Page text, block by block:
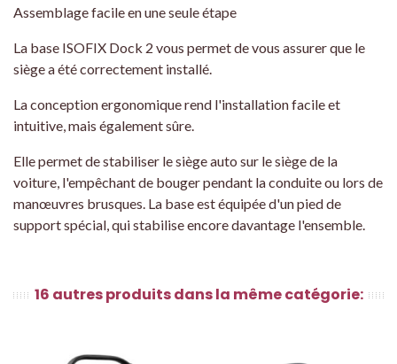
Assemblage facile en une seule étape
La base ISOFIX Dock 2 vous permet de vous assurer que le
siège a été correctement installé.
La conception ergonomique rend l'installation facile et
intuitive, mais également sûre.
Elle permet de stabiliser le siège auto sur le siège de la
voiture, l'empêchant de bouger pendant la conduite ou lors de
manœuvres brusques. La base est équipée d'un pied de
support spécial, qui stabilise encore davantage l'ensemble.
16 autres produits dans la même catégorie: